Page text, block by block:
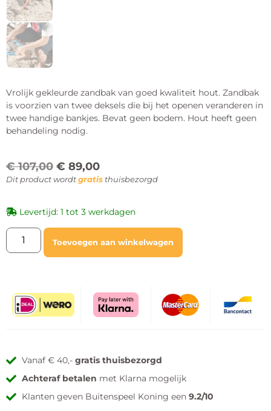
Vrolijk gekleurde zandbak van goed kwaliteit hout. Zandbak
is voorzien van twee deksels die bij het openen veranderen in
twee handige bankjes. Bevat geen bodem. Hout heeft geen
behandeling nodig.
€107,00 € 89,00
Dit product wordt gratis thuisbezorgd
Levertijd: 1 tot 3 werkdagen
Toevoegen aan winkelwagen
Vanaf € 40,-gratis thuisbezorgd
Achteraf betalen met Klarna mogelijk
Klanten geven Buitenspeel Koning een9.2/10